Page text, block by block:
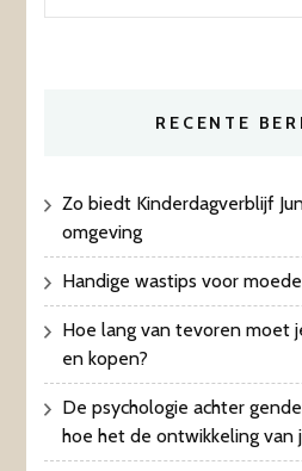
naar:
RECENTE
Zo biedt Kinderdagverblijf
omgeving
Handige wastips voor
Hoe lang van tevoren moet
en kopen?
De psychologie achter
hoe het de ontwikkeling